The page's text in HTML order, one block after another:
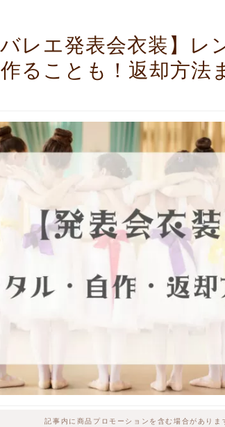
バレエ発表会衣装】レ
ることも！返却方法
記事内に商品プロモーションを含む場合がありま